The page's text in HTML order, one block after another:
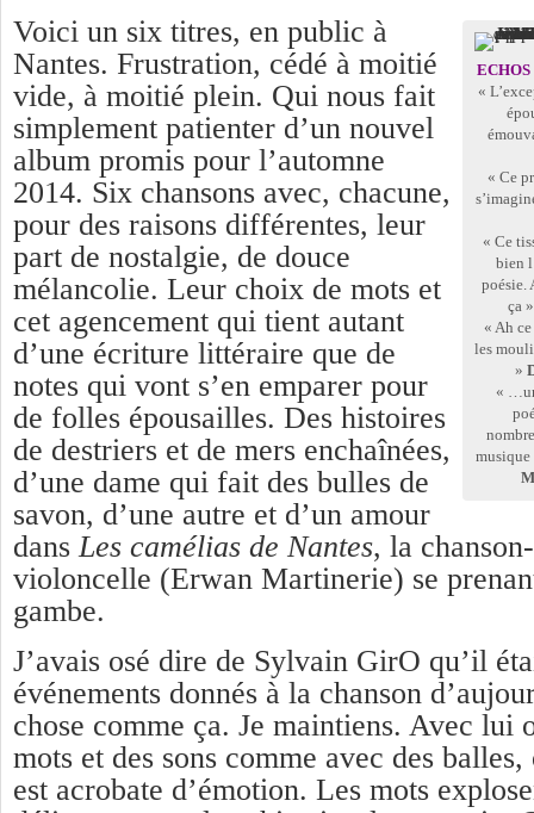
ECHOS
«
« Ce
« Ce
bien
poésie.
ça
« Ah
les
»
«
musique
Voici un six titres, en public à
Nantes. Frustration, cédé à moitié
vide, à moitié plein. Qui nous fait
simplement patienter d’un nouvel
album promis pour l’automne
2014. Six chansons avec, chacune,
pour des raisons différentes, leur
part de nostalgie, de douce
mélancolie. Leur choix de mots et
cet agencement qui tient autant
d’une écriture littéraire que de
notes qui vont s’en emparer pour
de folles épousailles. Des histoires
de destriers et de mers enchaînées,
d’une dame qui fait des bulles de
savon, d’une autre et d’un amour
dans Les camélias de Nantes, la
violoncelle (Erwan Martinerie) se
gambe.
J’avais osé dire de Sylvain GirO qu’il
événements donnés à la chanson
chose comme ça. Je maintiens. Avec lui
mots et des sons comme avec des
est acrobate d’émotion. Les mots